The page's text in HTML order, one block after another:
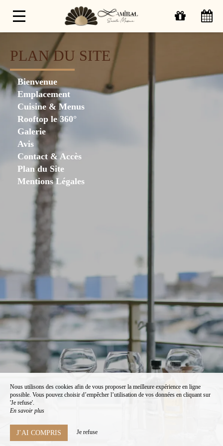
PLAN DU SITE
Bienvenue
Emplacement
Cuisine & Menus
Rooftop le 360°
Galerie
Avis
Contact & Accès
Plan du Site
Mentions Légales
Nous utilisons des cookies afin de vous proposer la meilleure expérience en ligne
possible. Vous pouvez choisir d’empêcher l’utilisation de vos données en cliquant sur
'Je refuse'.
En savoir plus
J’AI COMPRIS Je refuse